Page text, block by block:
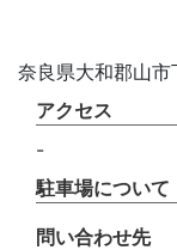
奈良県大和郡山
アクセス
-
駐車場について
問い合わせ先